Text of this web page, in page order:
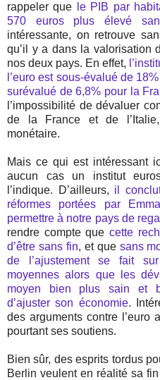
rappeler que
le PIB par
570 euros plus élevé
intéressante, on retrouve
qu’il y a dans la valorisation
nos deux pays. En effet,
l’euro est sous-évalué de
surévalué de 6,8% pour la
l’impossibilité de dévaluer
de la France et de
monétaire.
Mais ce qui est intéressant
aucun cas un institut
l’indique. D’ailleurs, il
réformes portées par
permettre à notre pays de
rendre compte quecette
d’être sans fin, et que sans
de l’ajustement se fait
moyennes alors que les
moyen bien plus sain et
d’ajuster son économie.
des arguments contre l’euro
pourtant ses soutiens.
Bien sûr, des esprits tordus
Berlin veulent en réalité sa